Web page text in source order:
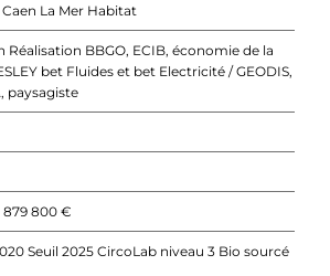
Caen La Mer Habitat
Réalisation BBGO, ECIB, économie de la
bet Fluides et bet Electricité / GEODIS,
paysagiste
879 800 €
Seuil 2025 CircoLab niveau 3 Bio sourcé